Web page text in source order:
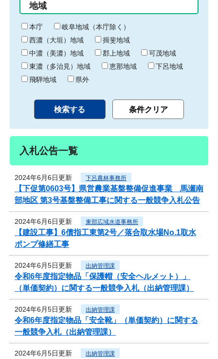
り
終
わ
り
地域
本庁
岐阜地域（本庁除く）
西濃（大垣）地域
揖斐地域
中濃（美濃）地域
郡上地域
可茂地域
東濃（多治見）地域
恵那地域
下呂地域
飛騨地域
県外
入札公告一覧
2024年6月6日更新 下呂農林事務所
【下促第0603号】県営農業基盤整備促進事業 馬瀬南
部地区 第3号基盤整備工事に関する一般競争入札公告
2024年6月6日更新 東部広域水道事務所
【建設工事】6債指工東第2号／落合取水場No.1取水
ポンプ修繕工事
2024年6月5日更新 出納管理課
令和6年度指定物品「保護帽（安全ヘルメット）」
（単価契約）に関する一般競争入札（出納管理課）
2024年6月5日更新 出納管理課
令和6年度指定物品「安全靴」（単価契約）に関する
一般競争入札（出納管理課）
2024年6月5日更新 出納管理課